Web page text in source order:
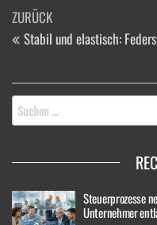
Beitragsnavigation
Vorheriger
Beitrag
ZURÜCK
Stabil und elastisch:
Suchen
nach:
Steuerprozesse
Unternehmer